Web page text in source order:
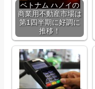
ベトナム ハノイの
商業用不動産市場は
第1四半期に好調に
推移！